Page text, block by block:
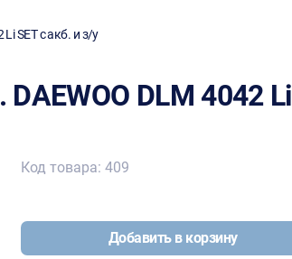
SET с акб. и з/у
DLM 4042 Li
Код товара: 409
Добавить в корзину